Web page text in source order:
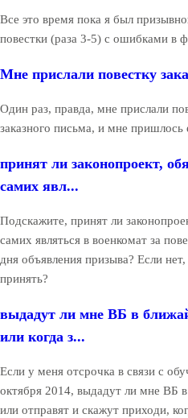
Все это время пока я был
повестки (раза 3-5) с ошибками в
Мне прислали повестку
Один раз, правда, мне прислали
заказного письма, и мне пришлось
принят ли законопроект,
самих явл...
Подскажите, принят ли
самих являться в военкомат за
дня объявления призыва? Если
принять?
выдадут ли мне ВБ в
или когда з...
Если у меня отсрочка в связи с
октября 2014, выдадут ли мне ВБ
или отправят и скажут приходи,